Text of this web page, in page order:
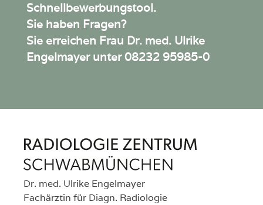
Schnellbewerbungstool.
Sie haben Fragen?
Sie erreichen Frau Dr. med. Ulrike
Engelmayer unter 08232 95985-0
Radiologie Zentrum Schwabmünchen
Dr. med. Ulrike Engelmayer
Fachärztin für Diagn. Radiologie
Lade Axiforma...
Lade Axiforma Semibold...
Lade Open Dyslexic...
Lade Open Dyslexic Bold...